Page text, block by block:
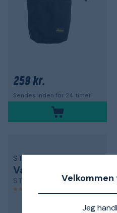
Jeg
259 kr.
Sendes inden for 24 timer!
STANLEY
Værktøjsbælte
STST1-80118